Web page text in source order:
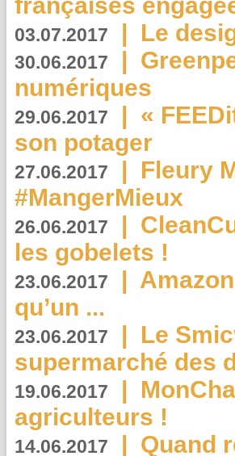
03.07.2017 | Le
30.06.2017 |
numériques
29.06.2017 | «
son potager
27.06.2017 | Fleury
#MangerMieux
26.06.2017 |
les gobelets !
23.06.2017 |
qu’un ...
23.06.2017 | Le
supermarché des
19.06.2017 |
agriculteurs !
14.06.2017 | Quand